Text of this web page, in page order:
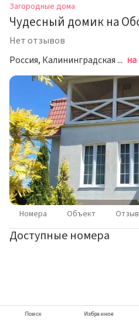
Загородные дома
Чудесный домик на
Нет отзывов
Россия, Калининградская область, посёлок городского типа Янтарный, Обогатительная улица, 27
Номера Объект
Доступные номера
Поиск Избранное